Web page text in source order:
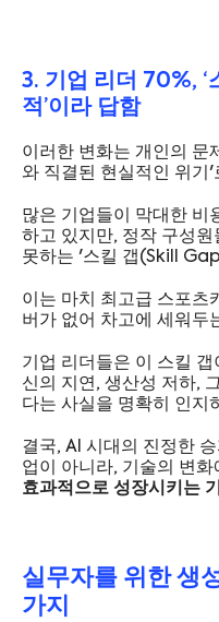
3. 기업 리더 70%, ‘
적’이라 답함
이러한 변화는 개인의 문
와 직결된 현실적인 위기'
많은 기업들이 막대한 비
하고 있지만, 정작 구성원
못하는 '스킬 갭(Skill
이는 마치 최고급 스포츠
버가 없어 차고에 세워두
기업 리더들은 이 스킬
신의 지연, 생산성 저하,
다는 사실을 명확히 인지
결국, AI 시대의 진정한
업이 아니라, 기술의 변화
효과적으로 성장시키는
실무자를 위한 생
가지